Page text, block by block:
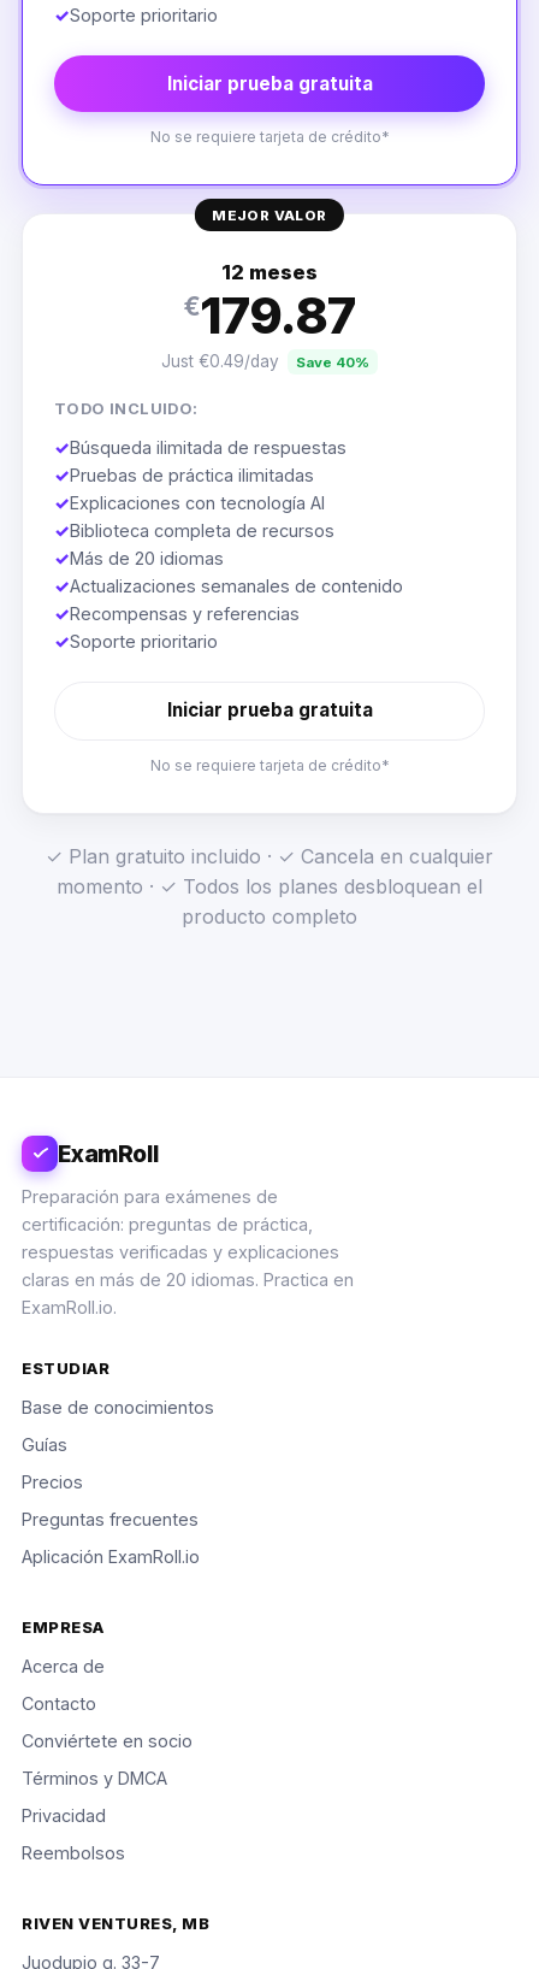
✓Soporte prioritario
Iniciar prueba gratuita
No se requiere tarjeta de crédito*
MEJOR VALOR
12 meses
€179.87
Just €0.49/day Save 40%
TODO INCLUIDO:
✓Búsqueda ilimitada de respuestas
✓Pruebas de práctica ilimitadas
✓Explicaciones con tecnología AI
✓Biblioteca completa de recursos
✓Más de 20 idiomas
✓Actualizaciones semanales de contenido
✓Recompensas y referencias
✓Soporte prioritario
Iniciar prueba gratuita
No se requiere tarjeta de crédito*
✓ Plan gratuito incluido · ✓ Cancela en cualquier
momento · ✓ Todos los planes desbloquean el
producto completo
ExamRoll
Preparación para exámenes de
certificación: preguntas de práctica,
respuestas verificadas y explicaciones
claras en más de 20 idiomas. Practica en
ExamRoll.io.
ESTUDIAR
Base de conocimientos
Guías
Precios
Preguntas frecuentes
Aplicación ExamRoll.io
EMPRESA
Acerca de
Contacto
Conviértete en socio
Términos y DMCA
Privacidad
Reembolsos
RIVEN VENTURES, MB
Juodupio g. 33-7